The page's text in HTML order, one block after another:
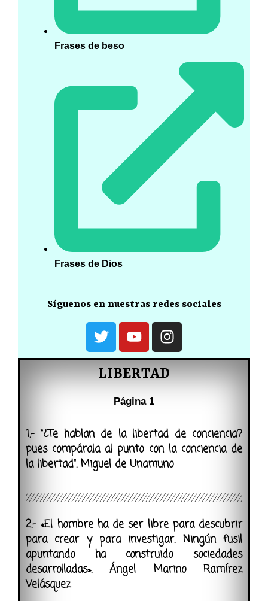
Frases de beso
Frases de Dios
Síguenos en nuestras redes sociales
LIBERTAD
Página 1
1.- “¿Te hablan de la libertad de conciencia?
pues compárala al punto con la conciencia de
la libertad”. Miguel de Unamuno
2.- «El hombre ha de ser libre para descubrir
para crear y para investigar. Ningún fusil
apuntando ha construido sociedades
desarrolladas». Ángel Marino Ramírez
Velásquez